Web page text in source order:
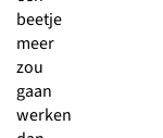
beetje
meer
zou
gaan
werken